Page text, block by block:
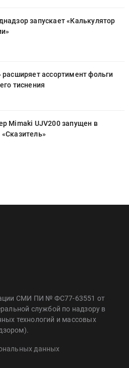
запускает «Калькулятор
расширяет ассортимент фольги
тиснения
Mimaki UJV200 запущен в
СМИ ПИ № ФС77-63551 от
службой по надзору в
технологий и массовых
данных